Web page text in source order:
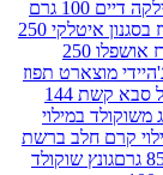
שוק' טב מילקה דיים 100 גרם
ארוחת אורז בסגנון איטלקי 250
250
תפוז
גונץ סוכריית מקל סבא קשת 144
ברשת